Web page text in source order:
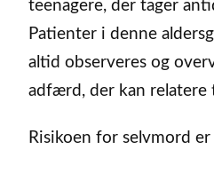
teenagere, der tager
Patienter i denne
altid observeres og
adfærd, der kan relatere
Risikoen for selvmord